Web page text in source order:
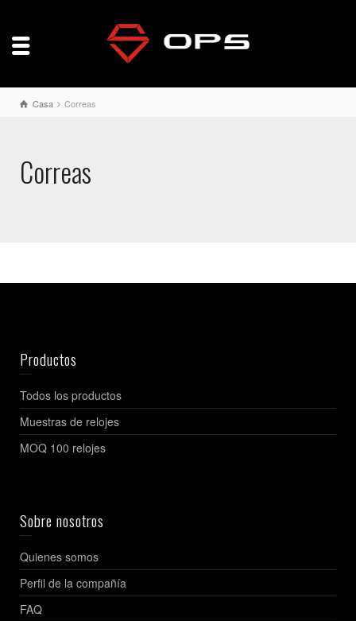
Casa Correas
Correas
Productos
Todos los productos
Muestras de relojes
MOQ 100 relojes
Sobre nosotros
Quienes somos
Perfil de la compañía
FAQ